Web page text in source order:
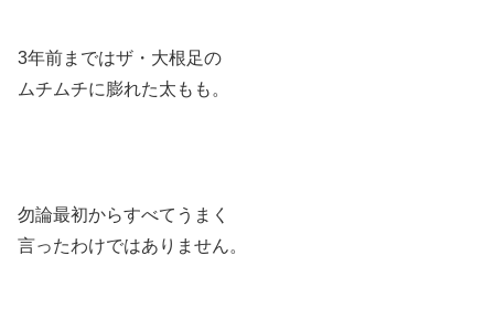
3年前まではザ・大根足の
ムチムチに膨れた太もも。
勿論最初からすべてうまく
言ったわけではありません。